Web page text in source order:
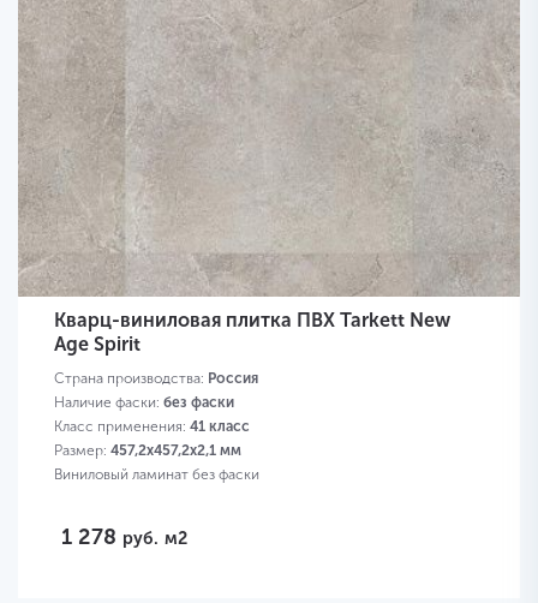
Кварц-виниловая плитка ПВХ Tarkett New
Age Spirit
Страна производства: Россия
Наличие фаски: без фаски
Класс применения: 41 класс
Размер: 457,2х457,2х2,1 мм
Виниловый ламинат без фаски
1 278 руб. м2